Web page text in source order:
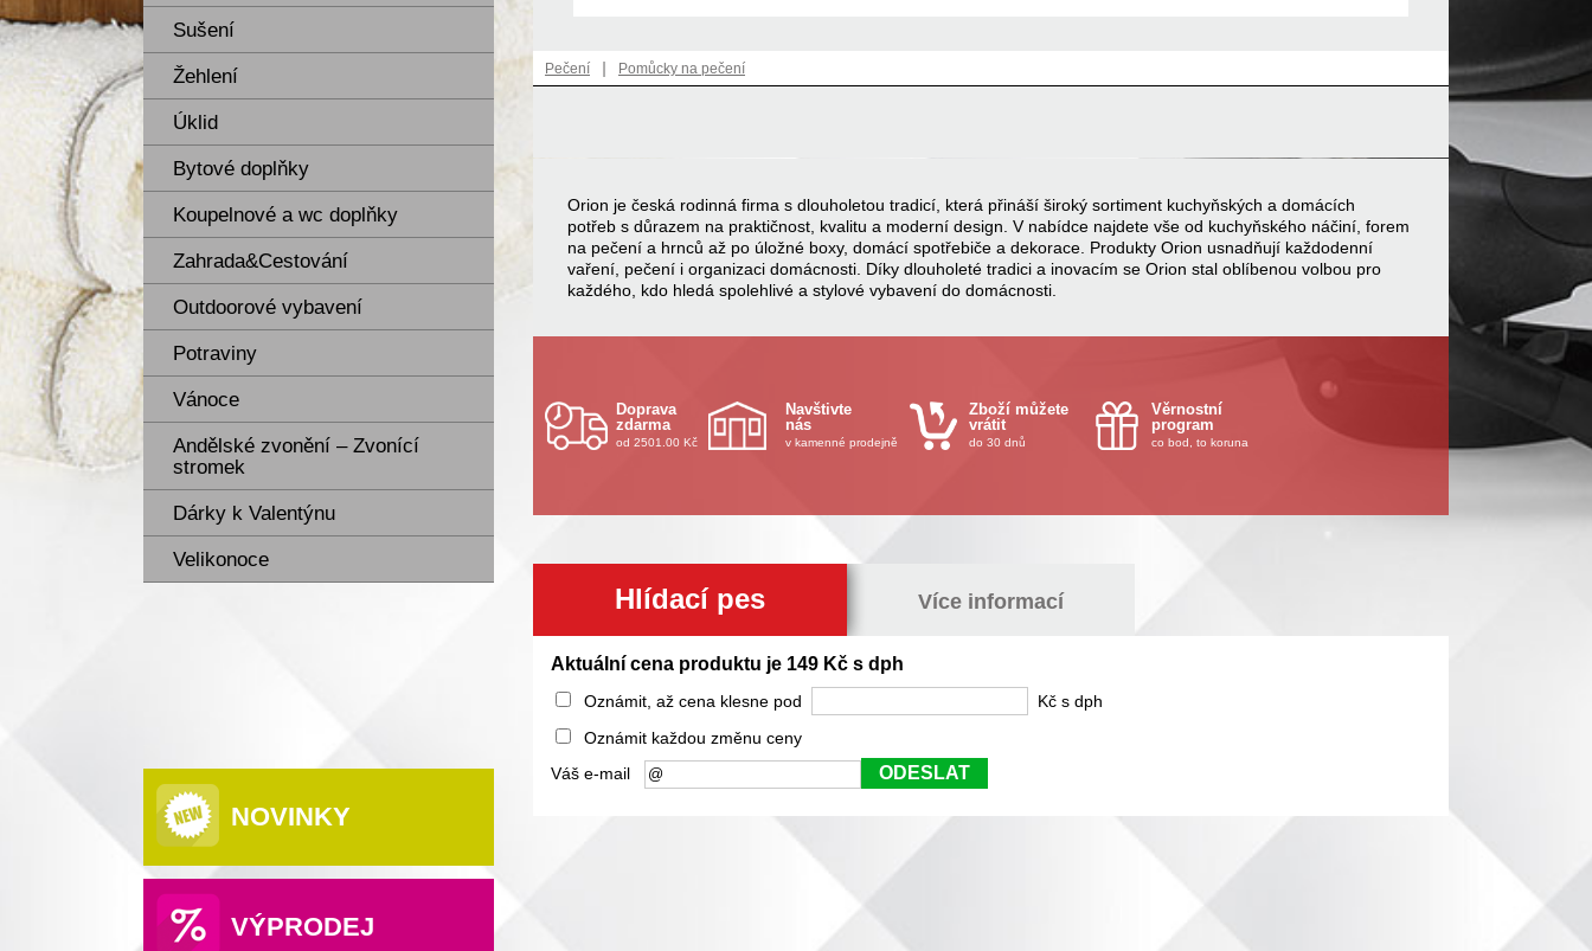
Sušení
Žehlení
Úklid
Bytové doplňky
Koupelnové a wc doplňky
Zahrada&Cestování
Outdoorové vybavení
Potraviny
Vánoce
Andělské zvonění – Zvonící
stromek
Dárky k Valentýnu
Velikonoce
NOVINKY
VÝPRODEJ
Pečení | Pomůcky na pečení
Orion je česká rodinná firma s dlouholetou tradicí, která přináší široký sortiment kuchyňských a domácích
potřeb s důrazem na praktičnost, kvalitu a moderní design. V nabídce najdete vše od kuchyňského náčiní, forem
na pečení a hrnců až po úložné boxy, domácí spotřebiče a dekorace. Produkty Orion usnadňují každodenní
vaření, pečení i organizaci domácnosti. Díky dlouholeté tradici a inovacím se Orion stal oblíbenou volbou pro
každého, kdo hledá spolehlivé a stylové vybavení do domácnosti.
Doprava
zdarma
od 2501.00 Kč
Navštivte
nás
v kamenné prodejně
Zboží můžete
vrátit
do 30 dnů
Věrnostní
program
co bod, to koruna
Hlídací pes Více informací
Aktuální cena produktu je 149 Kč s dph
Oznámit, až cena klesne pod
Kč s dph
Oznámit každou změnu ceny
Váš e-mail
ODESLAT